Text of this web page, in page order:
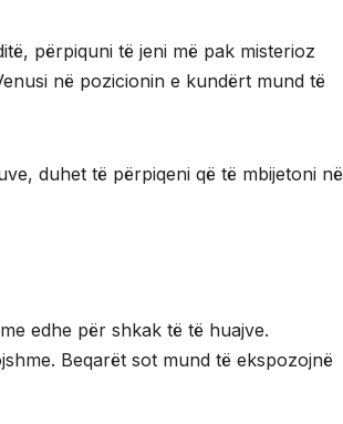
përpiquni të jeni më pak misterioz
në pozicionin e kundërt mund të
duhet të përpiqeni që të mbijetoni në
edhe për shkak të të huajve.
Beqarët sot mund të ekspozojnë